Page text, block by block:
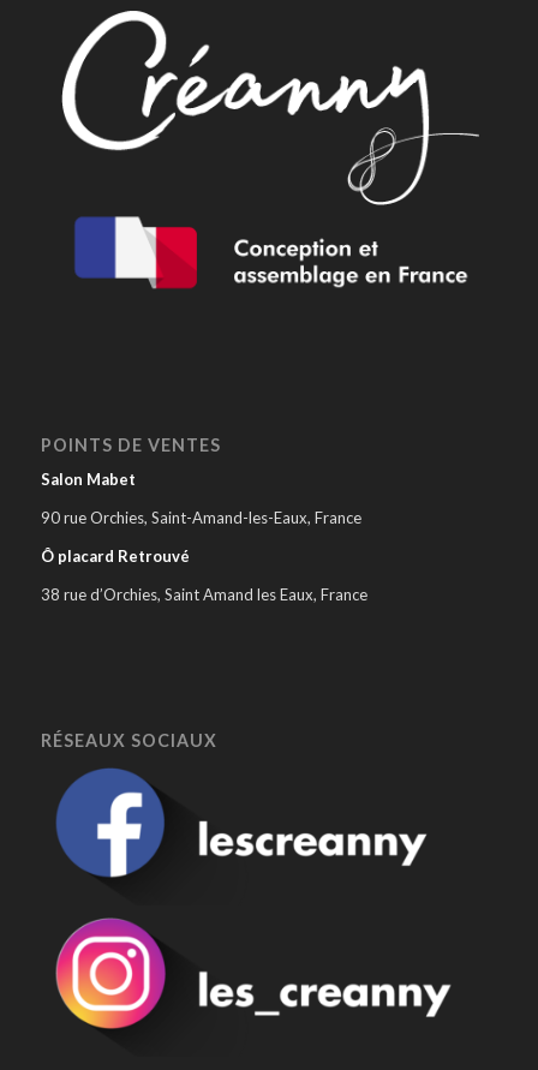
POINTS DE VENTES
Salon Mabet
90 rue Orchies, Saint-Amand-les-Eaux, France
Ô placard Retrouvé
38 rue d’Orchies, Saint Amand les Eaux, France
RÉSEAUX SOCIAUX